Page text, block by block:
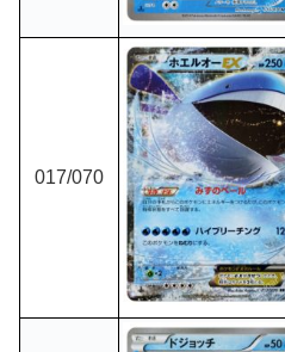
017/070